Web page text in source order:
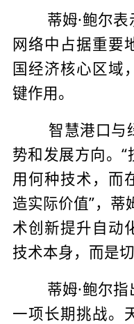
蒂姆·鲍尔表
网络中占据重要
国经济核心区域
键作用。
智慧港口与绿
势和发展方向。
用何种技术，而
造实际价值”，蒂
术创新提升自动
技术本身，而是
蒂姆·鲍尔指
一项长期挑战。